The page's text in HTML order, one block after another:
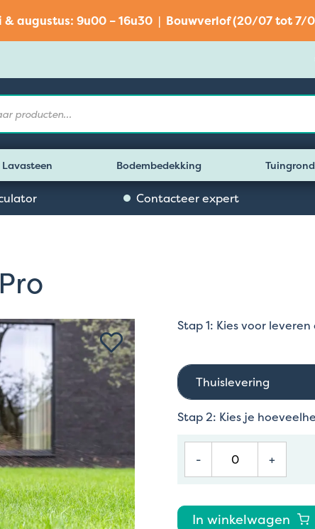
& augustus: 9u00 – 16u30 | Bouwverlof (20/07 tot 7/
Lavasteen Bodembedekking Tuingrond
Contacteer expert
Stap 1: Kies voor
Thuislevering
Stap 2: Kies je
- +
In winkelwagen